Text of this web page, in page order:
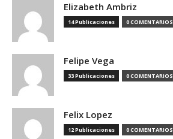
Elizabeth Ambriz
14 Publicaciones 0 COMENTARIOS
Felipe Vega
33 Publicaciones 0 COMENTARIOS
Felix Lopez
12 Publicaciones 0 COMENTARIOS